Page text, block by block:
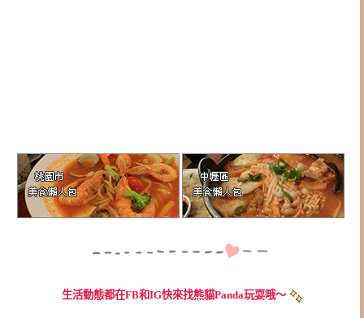
生活動態都在FB和IG快來找熊貓Panda玩耍哦～